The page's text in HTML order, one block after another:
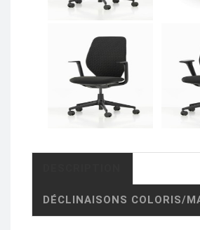
DÉCLINAISONS COLORIS/